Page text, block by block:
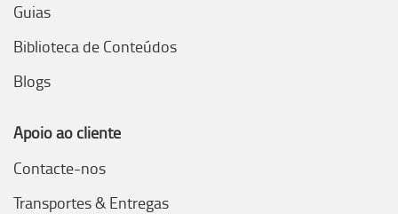
Guias
Biblioteca de Conteúdos
Blogs
Apoio ao cliente
Contacte-nos
Transportes & Entregas